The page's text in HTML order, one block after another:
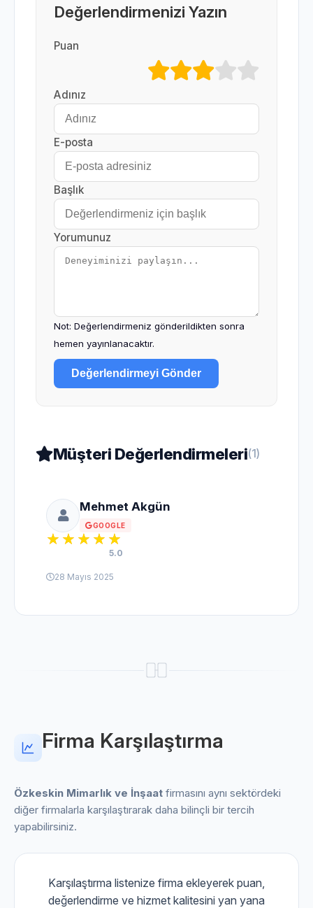
Değerlendirmenizi Yazın
Puan
Adınız
E-posta
Başlık
Yorumunuz
Not: Değerlendirmeniz gönderildikten sonra
hemen yayınlanacaktır.
Değerlendirmeyi Gönder
Müşteri Değerlendirmeleri(1)
Mehmet Akgün
GOOGLE
5.0
28 Mayıs 2025
Firma Karşılaştırma
Özkeskin Mimarlık ve İnşaat firmasını aynı sektördeki
diğer firmalarla karşılaştırarak daha bilinçli bir tercih
yapabilirsiniz.
Karşılaştırma listenize firma ekleyerek puan,
değerlendirme ve hizmet kalitesini yan yana